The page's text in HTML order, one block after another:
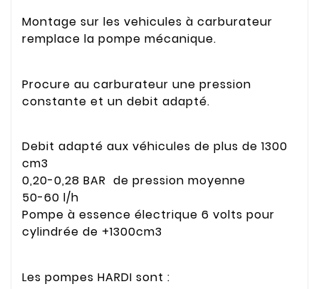
Montage sur les vehicules à carburateur
remplace la pompe mécanique.
Procure au carburateur une pression
constante et un debit adapté.
Debit adapté aux véhicules de plus de 1300
cm3
0,20-0,28 BAR de pression moyenne
50-60 l/h
Pompe à essence électrique 6 volts pour
cylindrée de +1300cm3
Les pompes HARDI sont :